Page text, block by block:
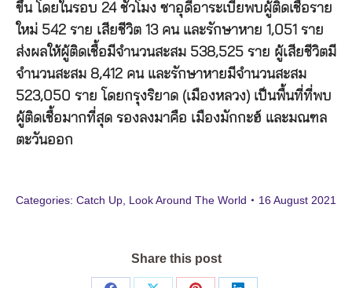
ขึ้น โดยในรอบ 24 ชั่วโมง ซาอุดีอาระเบียพบผู้ติดเชื้อราย
ใหม่ 542 ราย เสียชีวิต 13 คน และรักษาหาย 1,051 ราย
ส่งผลให้ผู้ติดเชื้อมีจำนวนสะสม 538,525 ราย ผู้เสียชีวิตมี
จำนวนสะสม 8,412 คน และรักษาหายมีจำนวนสะสม
523,050 ราย โดยกรุงริยาด (เมืองหลวง) เป็นพื้นที่ที่พบ
ผู้ติดเชื้อมากที่สุด รองลงมาคือ เมืองมักกะฮ์ และมณฑล
ตะวันออก
Categories: Catch Up Look Around The World 16 August 2021
Share this post